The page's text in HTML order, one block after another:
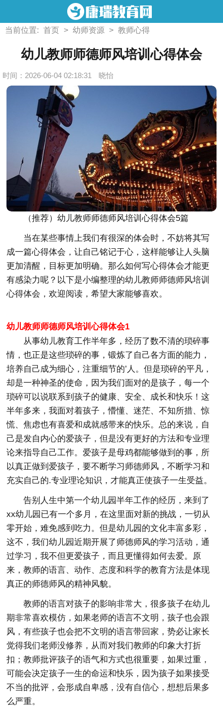
当前位置: 首页 > 幼师资源 > 教师心得
幼儿教师师德师风培训心得体会
时间：2026-06-04 02:18:31 晓怡
（推荐）幼儿教师师德师风培训心得体会5篇
当在某些事情上我们有很深的体会时，不妨将其写
成一篇心得体会，让自己铭记于心，这样能够让人头脑
更加清醒，目标更加明确。那么如何写心得体会才能更
有感染力呢？以下是小编整理的幼儿教师师德师风培训
心得体会，欢迎阅读，希望大家能够喜欢。
幼儿教师师德师风培训心得体会1
从事幼儿教育工作半年多，经历了数不清的琐碎事
情，也正是这些琐碎的事，锻炼了自己各方面的能力，
培养自己成为细心，注重细节的’人。但是琐碎的平凡，
却是一种神圣的使命，因为我们面对的是孩子，每一个
琐碎可以说联系到孩子的健康、安全、成长和快乐！这
半年多来，我面对着孩子，懵懂、迷茫、不知所措、惊
慌、焦虑也有喜爱和成就感带来的快乐。总的来说，自
己是发自内心的爱孩子，但是没有更好的方法和专业理
论来指导自己工作。爱孩子是母鸡都能够做到的事，所
以真正做到爱孩子，要不断学习师德师风，不断学习和
充实自己的.专业理论知识，才能真正使孩子一生受益。
告别人生中第一个幼儿园半年工作的经历，来到了
xx幼儿园已有一个多月，在这里面对新的挑战，一切从
零开始，难免感到吃力。但是幼儿园的文化丰富多彩，
这不，我们幼儿园近期开展了师德师风的学习活动，通
过学习，我不但更爱孩子，而且更懂得如何去爱。原
来，教师的语言、动作、态度和科学的教育方法是体现
真正的师德师风的精神风貌。
教师的语言对孩子的影响非常大，很多孩子在幼儿
期非常喜欢模仿，如果老师的语言不文明，孩子也会跟
风，有些孩子也会把不文明的语言带回家，势必让家长
觉得我们老师没修养，从而对我们教师的印象大打折
扣；教师批评孩子的语气和方式也很重要，如果过重，
可能会决定孩子一生的命运和快乐，因为孩子如果接受
不当的批评，会形成自卑感，没有自信心，想想后果多
么严重。